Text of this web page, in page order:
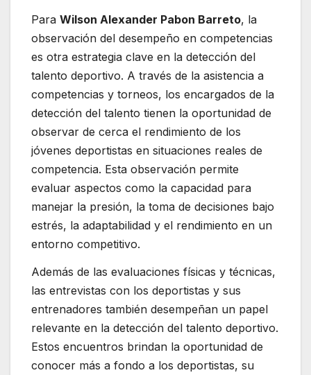
Para Wilson Alexander Pabon Barreto, la
observación del desempeño en competencias
es otra estrategia clave en la detección del
talento deportivo. A través de la asistencia a
competencias y torneos, los encargados de la
detección del talento tienen la oportunidad de
observar de cerca el rendimiento de los
jóvenes deportistas en situaciones reales de
competencia. Esta observación permite
evaluar aspectos como la capacidad para
manejar la presión, la toma de decisiones bajo
estrés, la adaptabilidad y el rendimiento en un
entorno competitivo.
Además de las evaluaciones físicas y técnicas,
las entrevistas con los deportistas y sus
entrenadores también desempeñan un papel
relevante en la detección del talento deportivo.
Estos encuentros brindan la oportunidad de
conocer más a fondo a los deportistas, su